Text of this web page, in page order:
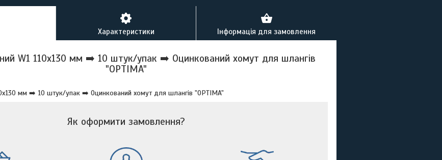
Характеристики Інформація для замовлення
W1 110х130 мм ➡️ 10 штук/упак ➡️ Оцинкований хомут для шлангів
"OPTIMA"
мм ➡️ 10 штук/упак ➡️ Оцинкований хомут для шлангів "OPTIMA"
Як оформити замовлення?